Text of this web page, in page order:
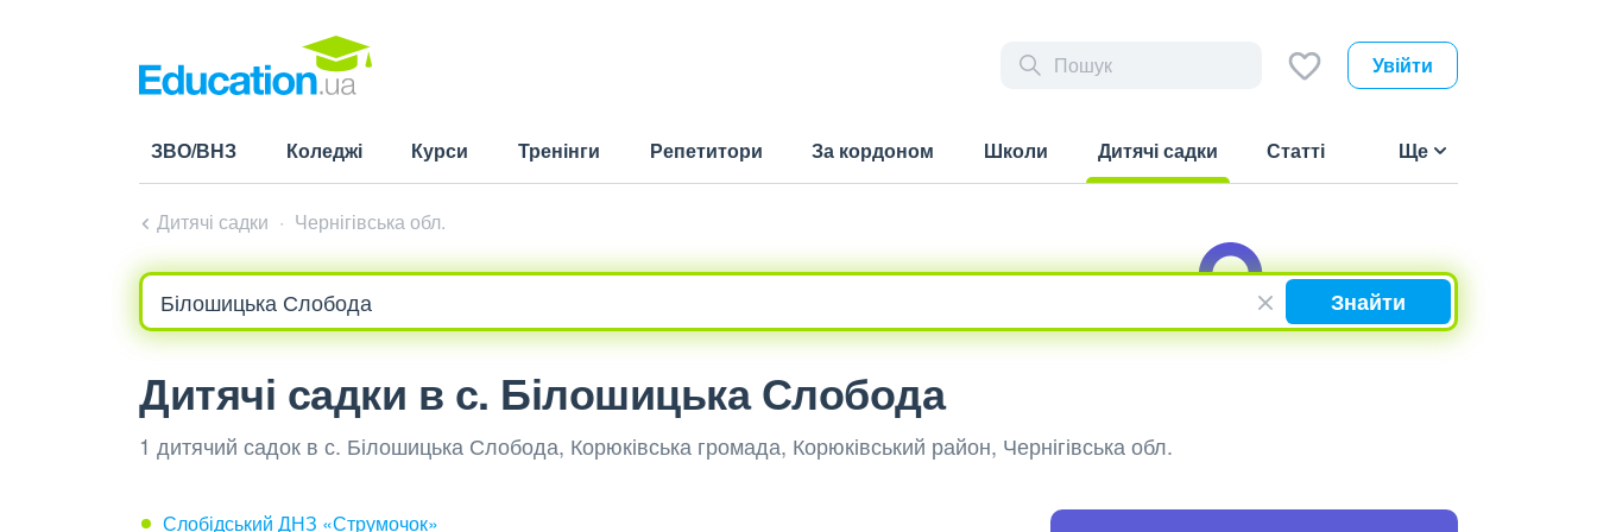
Увійти
ЗВО/ВНЗ Коледжі Курси Тренінги Репетитори За кордоном Школи
Дитячі садки
Статті Ще
Дитячі садки Чернігівська обл.
Знайти
Дитячі садки в с. Білошицька Слобода
1 дитячий садок в с. Білошицька Слобода, Корюківська громада, Корюківський район, Чернігівська обл.
Слобідський ДНЗ «Струмочок»